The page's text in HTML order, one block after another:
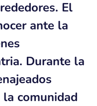
El
ante la
Durante la
comunidad